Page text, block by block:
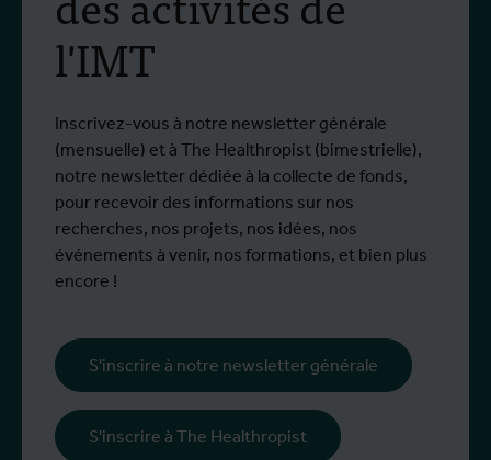
lutte antivectorielle et
virus du Nil occidental
Du 6 au 17 juillet 2026, Stien Vereecken et
de l'Unité d'Entomologie `à l'IMT, ont
participé à un programme de formation
spécialisé chez Ecodevelopment, en
Grèce, grâce au soutien d'une bourse de
mobilité Erasmus+.
l'IMT
Inscrivez-vous à notre newsletter générale
(mensuelle) et à The Healthropist (bimestrielle),
notre newsletter dédiée à la collecte de fonds,
pour recevoir des informations sur nos
recherches, nos projets, nos idées, nos
événements à venir, nos formations, et bien plus
encore !
S'inscrire à notre newsletter générale
S'inscrire à The Healthropist